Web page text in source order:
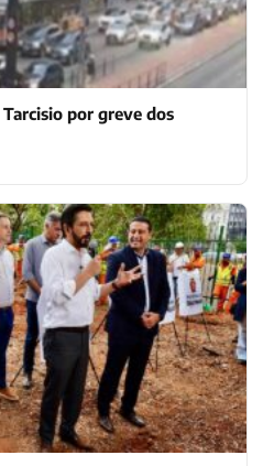
por greve dos